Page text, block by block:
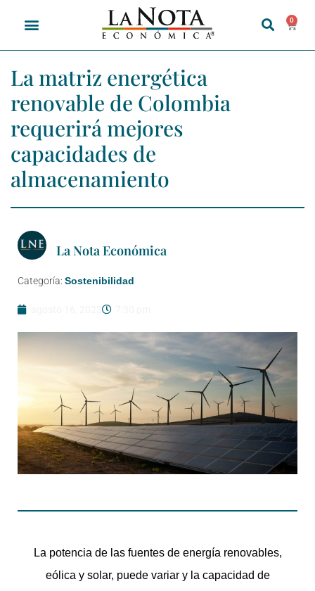
0
La matriz energética
renovable de Colombia
requerirá mejores
capacidades de
almacenamiento
La Nota Económica
Categoría: Sostenibilidad
La potencia de las fuentes de energía renovables,
eólica y solar, puede variar y la capacidad de